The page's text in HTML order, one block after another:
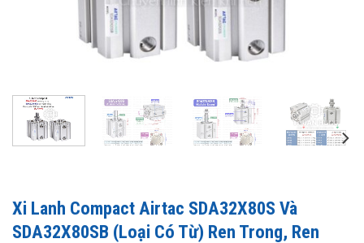
Xi Lanh Compact Airtac SDA32X80S Và
SDA32X80SB (Loại Có Từ) Ren Trong, Ren